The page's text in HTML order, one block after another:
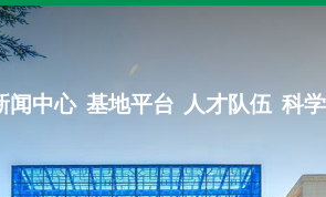
闻中心 基地平台 人才队伍 科